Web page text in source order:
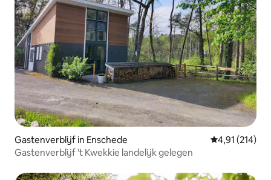
Gastenverblijf in Enschede Gemiddelde
4,91 (214)
Gastenverblijf 't Kwekkie landelijk gelegen